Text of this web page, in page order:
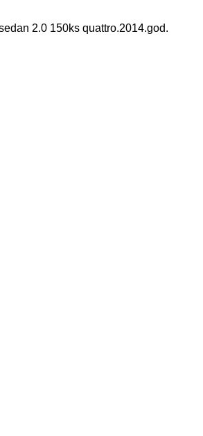
2.0 150ks quattro.2014.god.